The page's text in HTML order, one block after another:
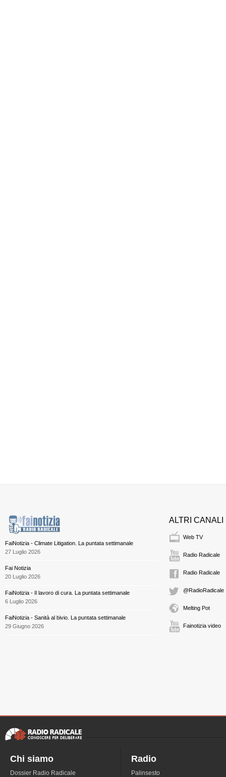
FaiNotizia - Climate Litigation. La puntata settimanale
27 Luglio 2026
Fai Notizia
20 Luglio 2026
FaiNotizia - Il lavoro di cura. La puntata settimanale
6 Luglio 2026
FaiNotizia - Sanità al bivio. La puntata settimanale
29 Giugno 2026
ALTRI CANALI
Web TV
Radio Radicale
Radio Radicale
@RadioRadicale
Melting Pot
Fainotizia video
Chi siamo
Dossier Radio Radicale
Radio
Palinsesto